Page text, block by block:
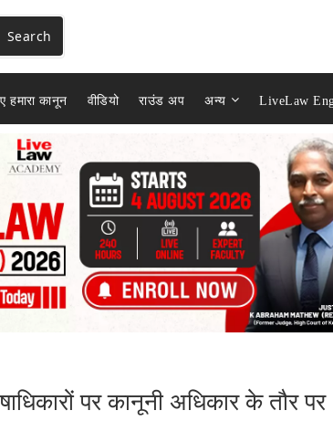
Search
हमारा कानून वीडियो राउंड अप अन्य LiveLaw
पर कानूनी अधिकार के तौर पर